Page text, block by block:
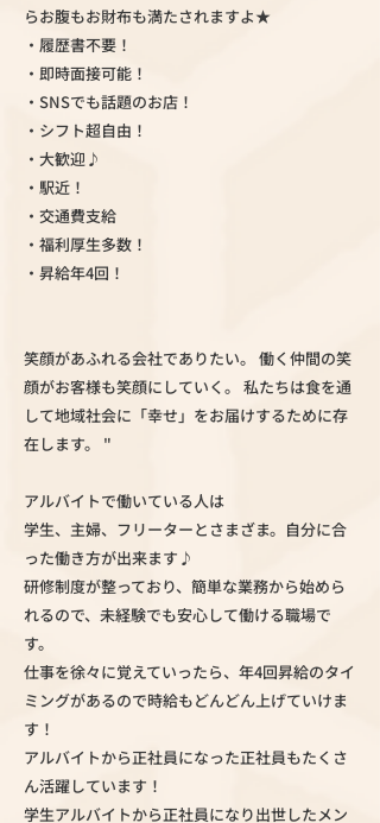
らお腹もお財布も満たされますよ★
・履歴書不要！
・即時面接可能！
・SNSでも話題のお店！
・シフト超自由！
・大歓迎♪
・駅近！
・交通費支給
・福利厚生多数！
・昇給年4回！
笑顔があふれる会社でありたい。 働く仲間の笑
顔がお客様も笑顔にしていく。 私たちは食を通
して地域社会に「幸せ」をお届けするために存
在します。 "
アルバイトで働いている人は
学生、主婦、フリーターとさまざま。自分に合
った働き方が出来ます♪
研修制度が整っており、簡単な業務から始めら
れるので、未経験でも安心して働ける職場で
す。
仕事を徐々に覚えていったら、年4回昇給のタイ
ミングがあるので時給もどんどん上げていけま
す！
アルバイトから正社員になった正社員もたくさ
ん活躍しています！
学生アルバイトから正社員になり出世したメン